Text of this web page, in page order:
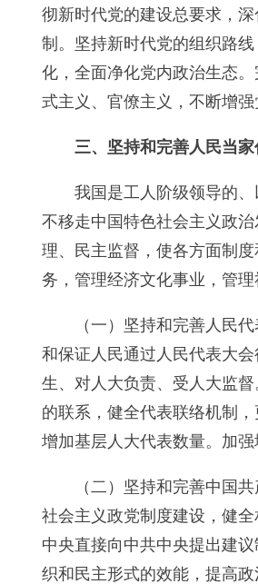
彻新时代党的建设总要求，
制。坚持新时代党的组织路
化，全面净化党内政治生态
式主义、官僚主义，不断增
三、坚持和完善人民当
我国是工人阶级领导的
不移走中国特色社会主义政
理、民主监督，使各方面制
务，管理经济文化事业，管理
（一）坚持和完善人民
和保证人民通过人民代表大
生、对人大负责、受人大监
的联系，健全代表联络机制
增加基层人大代表数量。加
（二）坚持和完善中国
社会主义政党制度建设，健
中央直接向中共中央提出建
织和民主形式的效能，提高